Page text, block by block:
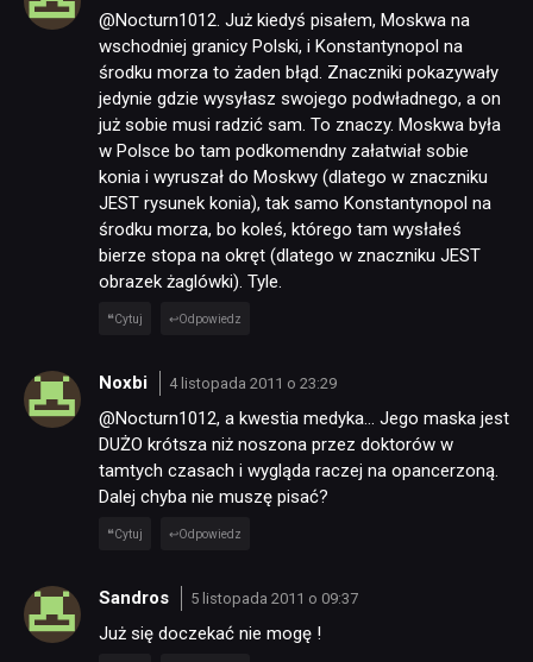
@Nocturn1012. Już kiedyś pisałem, Moskwa na
wschodniej granicy Polski, i Konstantynopol na
środku morza to żaden błąd. Znaczniki pokazywały
jedynie gdzie wysyłasz swojego podwładnego, a on
już sobie musi radzić sam. To znaczy. Moskwa była
w Polsce bo tam podkomendny załatwiał sobie
konia i wyruszał do Moskwy (dlatego w znaczniku
JEST rysunek konia), tak samo Konstantynopol na
środku morza, bo koleś, którego tam wysłałeś
bierze stopa na okręt (dlatego w znaczniku JEST
obrazek żaglówki). Tyle.
Cytuj Odpowiedz
Noxbi 4 listopada 2011 o 23:29
@Nocturn1012, a kwestia medyka… Jego maska jest
DUŻO krótsza niż noszona przez doktorów w
tamtych czasach i wygląda raczej na opancerzoną.
Dalej chyba nie muszę pisać?
Cytuj Odpowiedz
Sandros 5 listopada 2011 o 09:37
Już się doczekać nie mogę !